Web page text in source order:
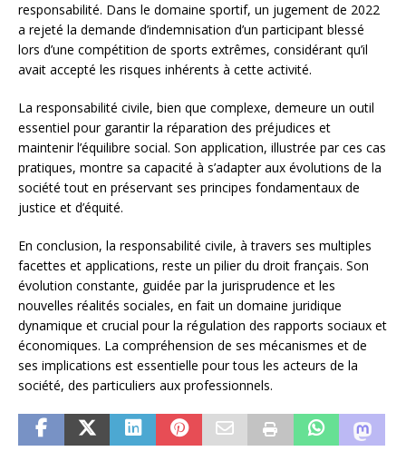
responsabilité. Dans le domaine sportif, un jugement de 2022
a rejeté la demande d’indemnisation d’un participant blessé
lors d’une compétition de sports extrêmes, considérant qu’il
avait accepté les risques inhérents à cette activité.
La responsabilité civile, bien que complexe, demeure un outil
essentiel pour garantir la réparation des préjudices et
maintenir l’équilibre social. Son application, illustrée par ces cas
pratiques, montre sa capacité à s’adapter aux évolutions de la
société tout en préservant ses principes fondamentaux de
justice et d’équité.
En conclusion, la responsabilité civile, à travers ses multiples
facettes et applications, reste un pilier du droit français. Son
évolution constante, guidée par la jurisprudence et les
nouvelles réalités sociales, en fait un domaine juridique
dynamique et crucial pour la régulation des rapports sociaux et
économiques. La compréhension de ses mécanismes et de
ses implications est essentielle pour tous les acteurs de la
société, des particuliers aux professionnels.